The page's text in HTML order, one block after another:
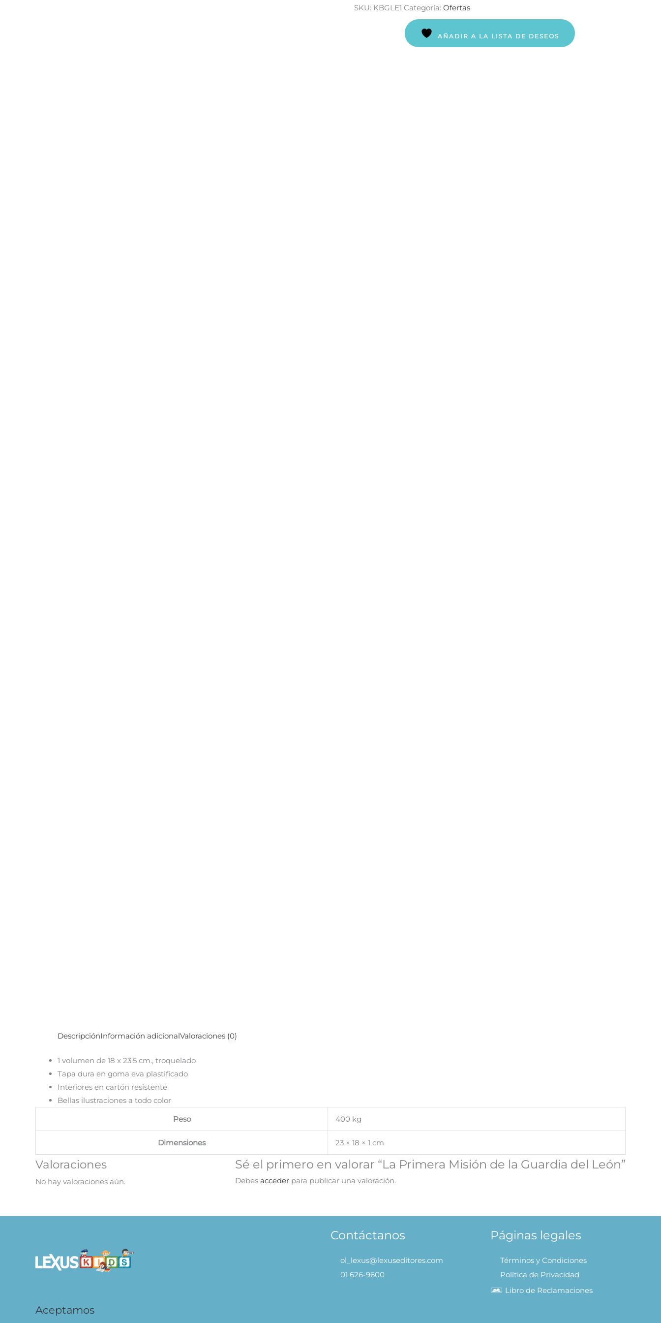
SKU: KBGLE1 Categoría: Ofertas
AÑADIR A LA LISTA DE DESEOS
DescripciónInformación adicionalValoraciones (0)
1 volumen de 18 x 23.5 cm., troquelado
Tapa dura en goma eva plastificado
Interiores en cartón resistente
Bellas ilustraciones a todo color
Peso
400 kg
Dimensiones 23 × 18 × 1 cm
Valoraciones
No hay valoraciones aún.
Sé el primero en valorar “La Primera Misión de la Guardia del León”
Debes acceder para publicar una valoración.
Aceptamos
Contáctanos
ol_lexus@lexuseditores.com
01 626-9600
Páginas legales
Términos y Condiciones
Política de Privacidad
Libro de Reclamaciones